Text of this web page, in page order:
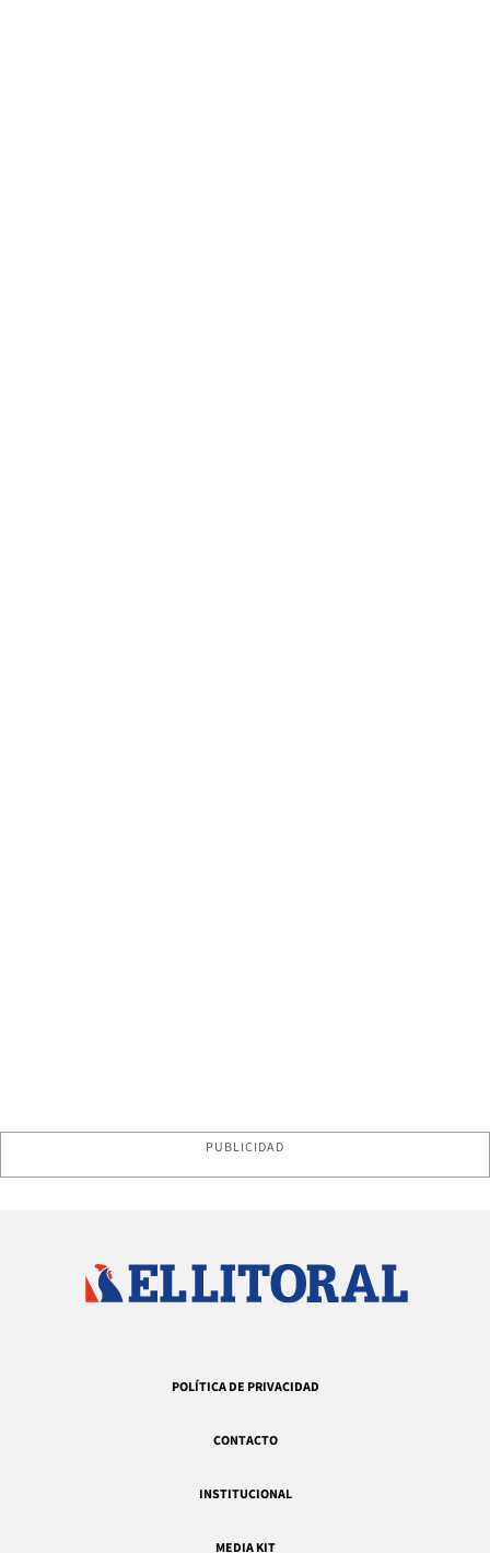
PUBLICIDAD
POLÍTICA DE PRIVACIDAD
CONTACTO
INSTITUCIONAL
MEDIA KIT